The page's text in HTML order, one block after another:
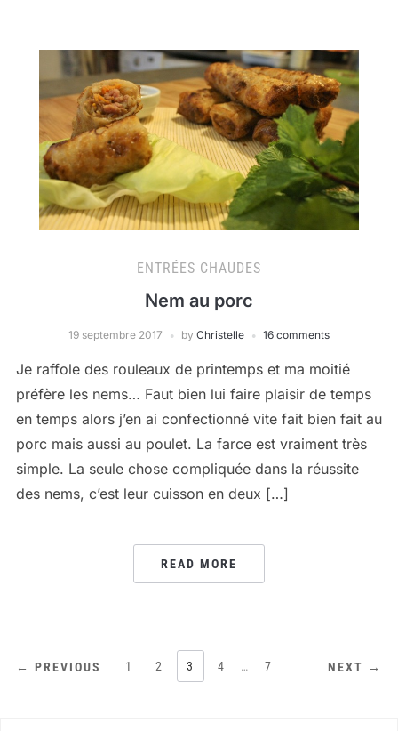
ENTRÉES CHAUDES
Nem au porc
19 septembre 2017 by Christelle 16 comments
Je raffole des rouleaux de printemps et ma moitié
préfère les nems… Faut bien lui faire plaisir de temps
en temps alors j’en ai confectionné vite fait bien fait au
porc mais aussi au poulet. La farce est vraiment très
simple. La seule chose compliquée dans la réussite
des nems, c’est leur cuisson en deux […]
READ MORE
PAGINATION
← PREVIOUS 1 2 3 4 … 7 NEXT →